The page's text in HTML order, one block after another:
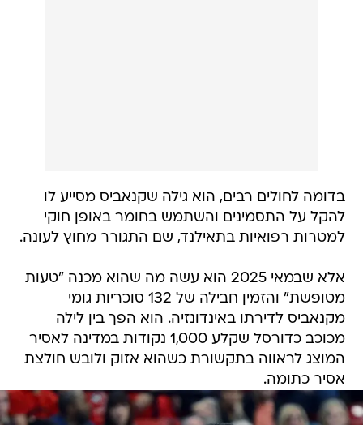
בדומה לחולים רבים, הוא גילה שקנאביס מסייע לו
להקל על התסמינים והשתמש בחומר באופן חוקי
למטרות רפואיות בתאילנד, שם התגורר מחוץ לעונה.
אלא שבמאי 2025 הוא עשה מה שהוא מכנה "טעות
מטופשת" והזמין חבילה של 132 סוכריות גומי
מקנאביס לדירתו באינדונזיה. הוא הפך בין לילה
מכוכב כדורסל שקלע 1,000 נקודות במדינה לאסיר
המוצג לראווה בתקשורת כשהוא אזוק ולובש חולצת
אסיר כתומה.